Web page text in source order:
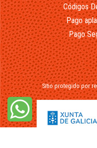
Códigos
Pago
Pago
Sitio protegido por